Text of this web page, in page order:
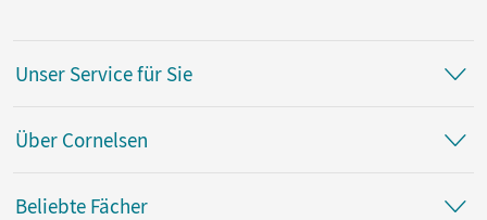
Unser Service für Sie
Über Cornelsen
Beliebte Fächer